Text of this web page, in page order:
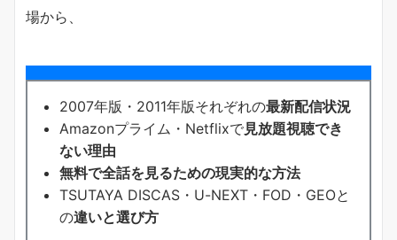
場から、
2007年版・2011年版それぞれの最新配信状況
Amazonプライム・Netflixで見放題視聴でき
ない理由
無料で全話を見るための現実的な方法
TSUTAYA DISCAS・U-NEXT・FOD・GEOと
の違いと選び方